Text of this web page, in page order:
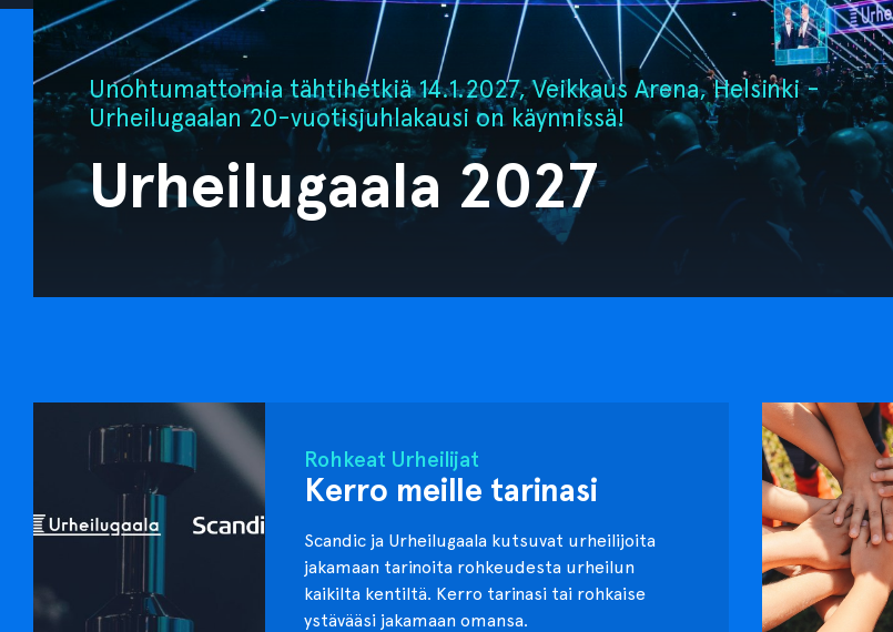
Unohtumattomia tähtihetkiä 14.1.2027, Veikkaus Arena, Helsinki -
Urheilugaalan 20-vuotisjuhlakausi on käynnissä!
Urheilugaala 2027
Rohkeat Urheilijat
Kerro meille tarinasi
Scandic ja Urheilugaala kutsuvat urheilijoita
jakamaan tarinoita rohkeudesta urheilun
kaikilta kentiltä. Kerro tarinasi tai rohkaise
ystävääsi jakamaan omansa.